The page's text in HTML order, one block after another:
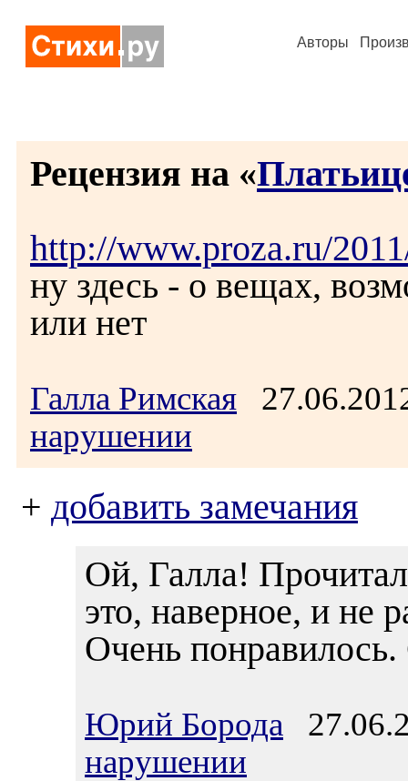
Авторы
Рецензия на «
http://www.proza.ru/
ну здесь - о вещах,
или нет
Галла Римская
нарушении
+ добавить замечания
Ой, Галла!
это, наверное, и не
Очень
Юрий Борода
нарушении